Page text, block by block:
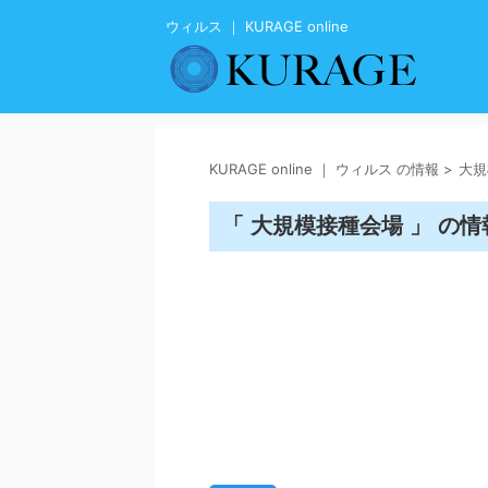
ウィルス ｜ KURAGE online
KURAGE online ｜ ウィルス の情報 > 大
「 大規模接種会場 」 の情